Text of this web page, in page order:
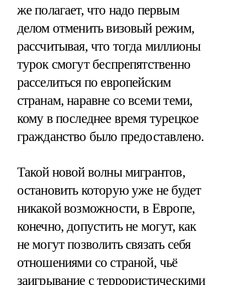
же полагает, что надо первым
делом отменить визовый режим,
рассчитывая, что тогда миллионы
турок смогут беспрепятственно
расселиться по европейским
странам, наравне со всеми теми,
кому в последнее время турецкое
гражданство было предоставлено.
Такой новой волны мигрантов,
остановить которую уже не будет
никакой возможности, в Европе,
конечно, допустить не могут, как
не могут позволить связать себя
отношениями со страной, чьё
заигрывание с террористическими